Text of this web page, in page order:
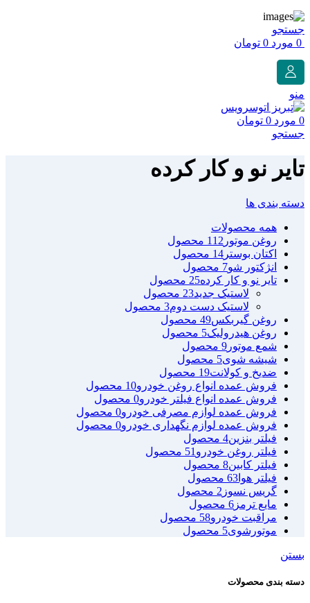
جستجو
0 مورد 0 تومان
منو
0 مورد 0 تومان
جستجو
تایر نو و کار کرده
دسته بندی ها
همه محصولات
روغن موتور 112 محصول
اکتان بوستر 14 محصول
انژکتور شو7 محصول
تایر نو و کار کرده25 محصول
لاستیک جدید23 محصول
لاستیک دست دوم3 محصول
روغن گیربکس49 محصول
روغن هیدرولیک5 محصول
شمع موتور 9 محصول
شیشه شوی5 محصول
ضدیخ و کولانت19 محصول
فروش عمده انواع روغن خودرو10 محصول
فروش عمده انواع فیلتر خودرو0 محصول
فروش عمده لوازم مصرفی خودرو0 محصول
فروش عمده لوازم نگهداری خودرو0 محصول
فیلتر بنزین4 محصول
فیلتر روغن خودرو 51 محصول
فیلتر کابین8 محصول
فیلتر هوا 63 محصول
گریس نسوز 2 محصول
مایع ترمز 6 محصول
مراقبت خودرو58 محصول
موتورشوی5 محصول
بستن
دسته بندی محصولات